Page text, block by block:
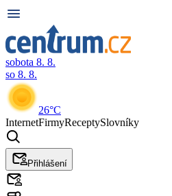
sobota 8. 8.
so 8. 8.
26°C
InternetFirmyReceptySlovníky
Přihlášení